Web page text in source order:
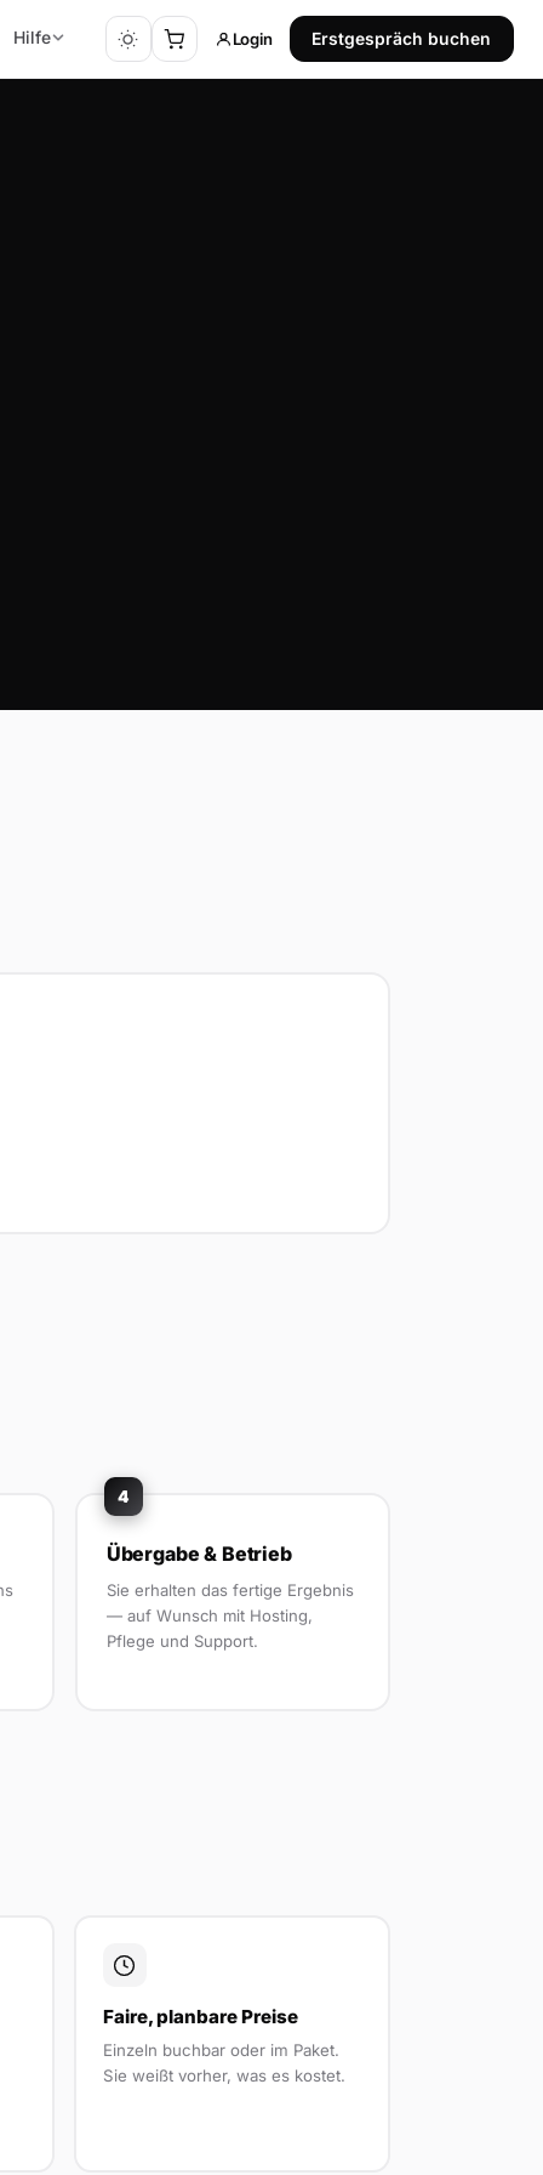
Hilfe Login Erstgespräch buchen
4
Übergabe & Betrieb
Sie erhalten das fertige Ergebnis
— auf Wunsch mit Hosting,
Pflege und Support.
Faire, planbare Preise
Einzeln buchbar oder im Paket.
Sie weißt vorher, was es kostet.